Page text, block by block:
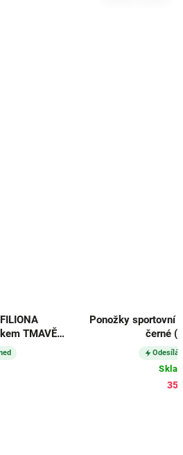
TMAVĚ
Ponožky sportovní
černé